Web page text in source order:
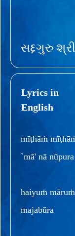
સદ્દગુરુ
Lyrics in
English
mīṭhāṁ
`mā' nā nūpura
haiyuṁ
majabūra